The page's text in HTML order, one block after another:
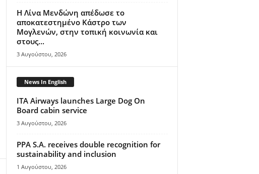
Η Λίνα Μενδώνη απέδωσε το
αποκατεστημένο Κάστρο των
Μογλενών, στην τοπική κοινωνία και
στους...
3 Αυγούστου, 2026
News In English
ITA Airways launches Large Dog On
Board cabin service
3 Αυγούστου, 2026
PPA S.A. receives double recognition for
sustainability and inclusion
1 Αυγούστου, 2026